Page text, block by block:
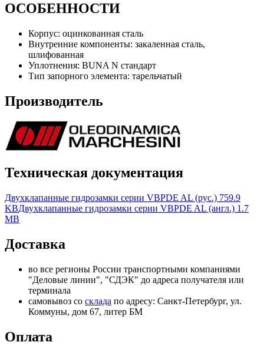
ОСОБЕННОСТИ
Корпус: оцинкованная сталь
Внутренние компоненты: закаленная сталь,
шлифованная
Уплотнения: BUNA N стандарт
Тип запорного элемента: тарельчатый
Производитель
Техническая документация
Двухклапанные гидрозамки серии VBPDE AL (рус.) 759.9
KBДвухклапанные гидрозамки серии VBPDE AL (англ.) 1.7
MB
Доставка
во все регионы России транспортными компаниями
"Деловые линии", "СДЭК" до адреса получателя или
терминала
самовывоз со склада по адресу: Санкт-Петербург, ул.
Коммуны, дом 67, литер БМ
Оплата